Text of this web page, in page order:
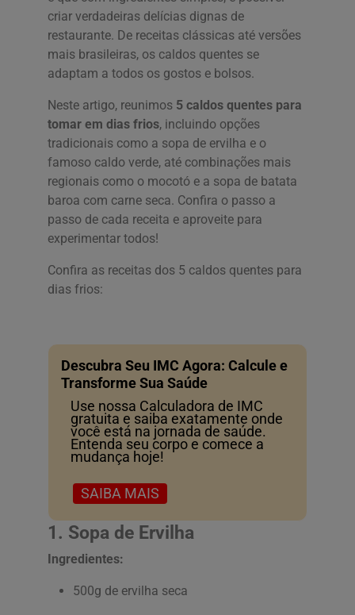
criar verdadeiras delícias dignas de
restaurante. De receitas clássicas até versões
mais brasileiras, os caldos quentes se
adaptam a todos os gostos e bolsos.
Neste artigo, reunimos 5 caldos quentes para
tomar em dias frios, incluindo opções
tradicionais como a sopa de ervilha e o
famoso caldo verde, até combinações mais
regionais como o mocotó e a sopa de batata
baroa com carne seca. Confira o passo a
passo de cada receita e aproveite para
experimentar todos!
Confira as receitas dos 5 caldos quentes para
dias frios:
Descubra Seu IMC Agora: Calcule e
Transforme Sua Saúde
Use nossa Calculadora de IMC
gratuita e saiba exatamente onde
você está na jornada de saúde.
Entenda seu corpo e comece a
mudança hoje!
SAIBA MAIS
1. Sopa de Ervilha
Ingredientes:
500g de ervilha seca